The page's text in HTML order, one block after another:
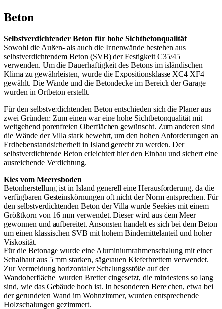
Beton
Selbstverdichtender Beton für hohe Sichtbetonqualität
Sowohl die Außen- als auch die Innenwände bestehen aus
selbstverdichtendem Beton (SVB) der Festigkeit C35/45
verwenden. Um die Dauerhaftigkeit des Betons im isländischen
Klima zu gewährleisten, wurde die Expositionsklasse XC4 XF4
gewählt. Die Wände und die Betondecke im Bereich der Garage
wurden in Ortbeton erstellt.
Für den selbstverdichtenden Beton entschieden sich die Planer aus
zwei Gründen: Zum einen war eine hohe Sichtbetonqualität mit
weitgehend porenfreien Oberflächen gewünscht. Zum anderen sind
die Wände der Villa stark bewehrt, um den hohen Anforderungen an
Erdbebenstandsicherheit in Island gerecht zu werden. Der
selbstverdichtende Beton erleichtert hier den Einbau und sichert eine
ausreichende Verdichtung.
Kies vom Meeresboden
Betonherstellung ist in Island generell eine Herausforderung, da die
verfügbaren Gesteinskörnungen oft nicht der Norm entsprechen. Für
den selbstverdichtenden Beton der Villa wurde Seekies mit einem
Größtkorn von 16 mm verwendet. Dieser wird aus dem Meer
gewonnen und aufbereitet. Ansonsten handelt es sich bei dem Beton
um einen klassischen SVB mit hohem Bindemittelanteil und hoher
Viskosität.
Für die Betonage wurde eine Aluminiumrahmenschalung mit einer
Schalhaut aus 5 mm starken, sägerauen Kieferbrettern verwendet.
Zur Vermeidung horizontaler Schalungsstöße auf der
Wandoberfläche, wurden Bretter eingesetzt, die mindestens so lang
sind, wie das Gebäude hoch ist. In besonderen Bereichen, etwa bei
der gerundeten Wand im Wohnzimmer, wurden entsprechende
Holzschalungen gezimmert.